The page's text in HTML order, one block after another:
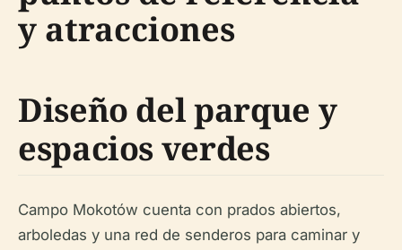
y atracciones
Diseño del parque y
espacios verdes
Campo Mokotów cuenta con prados abiertos,
arboledas y una red de senderos para caminar y